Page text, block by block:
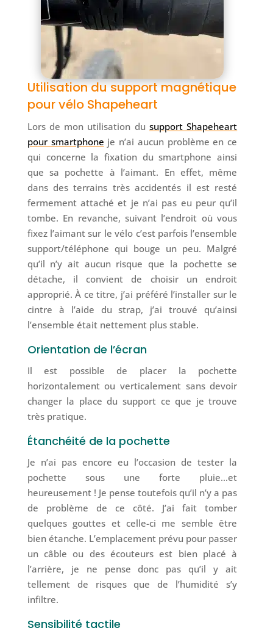
Utilisation du support magnétique
pour vélo Shapeheart
Lors de mon utilisation du support Shapeheart
pour smartphone je n’ai aucun problème en ce
qui concerne la fixation du smartphone ainsi
que sa pochette à l’aimant. En effet, même
dans des terrains très accidentés il est resté
fermement attaché et je n’ai pas eu peur qu’il
tombe. En revanche, suivant l’endroit où vous
fixez l’aimant sur le vélo c’est parfois l’ensemble
support/téléphone qui bouge un peu. Malgré
qu’il n’y ait aucun risque que la pochette se
détache, il convient de choisir un endroit
approprié. À ce titre, j’ai préféré l’installer sur le
cintre à l’aide du strap, j’ai trouvé qu’ainsi
l’ensemble était nettement plus stable.
Orientation de l’écran
Il est possible de placer la pochette
horizontalement ou verticalement sans devoir
changer la place du support ce que je trouve
très pratique.
Étanchéité de la pochette
Je n’ai pas encore eu l’occasion de tester la
pochette sous une forte pluie…et
heureusement ! Je pense toutefois qu’il n’y a pas
de problème de ce côté. J’ai fait tomber
quelques gouttes et celle-ci me semble être
bien étanche. L’emplacement prévu pour passer
un câble ou des écouteurs est bien placé à
l’arrière, je ne pense donc pas qu’il y ait
tellement de risques que de l’humidité s’y
infiltre.
Sensibilité tactile